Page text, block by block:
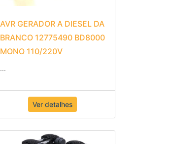
AVR GERADOR A DIESEL DA
Ver detalhes